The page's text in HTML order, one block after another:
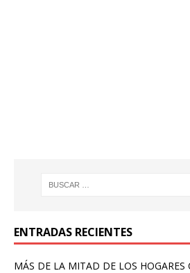
ENTRADAS RECIENTES
MÁS DE LA MITAD DE LOS HOGARES